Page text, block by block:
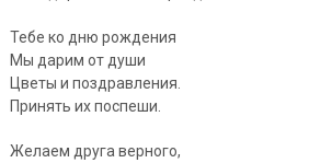
Тебе ко дню рождения
Мы дарим от души
Цветы и поздравления.
Принять их поспеши.
Желаем друга верного,